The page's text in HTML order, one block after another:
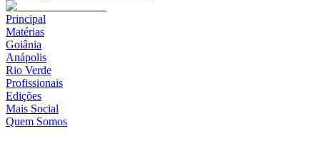
Principal
Matérias
Goiânia
Anápolis
Rio Verde
Profissionais
Edições
Mais Social
Quem Somos